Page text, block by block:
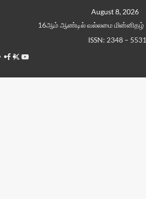
August 8, 2026
16ஆம் ஆண்டில் வல்லமை மின்னிதழ்
ISSN: 2348 – 5531
Facebook
TwitterYoutube